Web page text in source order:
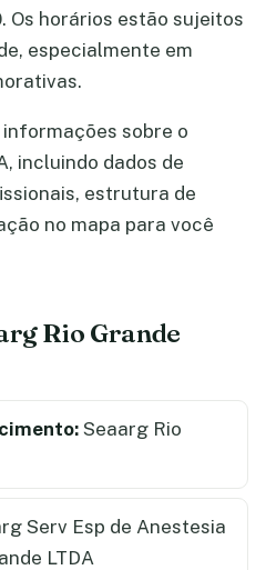
Os horários estão sujeitos
especialmente em
sobre o
incluindo dados de
estrutura de
no mapa para você
Rio Grande
Seaarg Rio
Serv Esp de Anestesia
LTDA